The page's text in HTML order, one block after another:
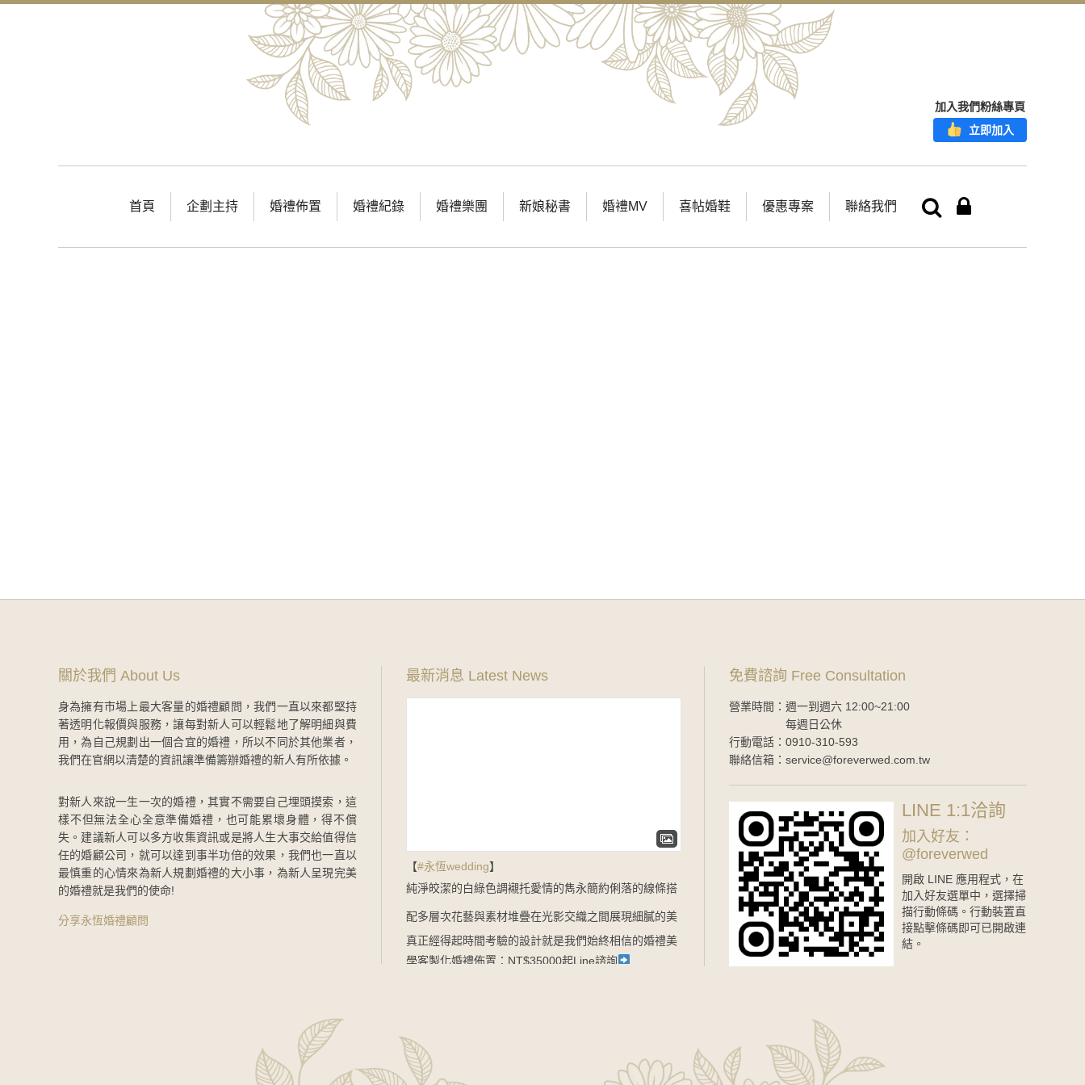
加入我們粉絲專頁
立即加入
首頁 企劃主持 婚禮佈置 婚禮紀錄 婚禮樂團 新娘秘書 婚禮MV 喜帖婚鞋 優惠專案 聯絡我們
關於我們 About Us
身為擁有市場上最大客量的婚禮顧問，我們一直以來都堅持
著透明化報價與服務，讓每對新人可以輕鬆地了解明細與費
用，為自己規劃出一個合宜的婚禮，所以不同於其他業者，
我們在官網以清楚的資訊讓準備籌辦婚禮的新人有所依據。
對新人來說一生一次的婚禮，其實不需要自己埋頭摸索，這
樣不但無法全心全意準備婚禮，也可能累壞身體，得不償
失。建議新人可以多方收集資訊或是將人生大事交給值得信
任的婚顧公司，就可以達到事半功倍的效果，我們也一直以
最慎重的心情來為新人規劃婚禮的大小事，為新人呈現完美
的婚禮就是我們的使命!
分享永恆婚禮顧問
最新消息 Latest News
【#永恆wedding】
純淨皎潔的白綠色調襯托愛情的雋永簡約俐落的線條搭
配多層次花藝與素材堆疊在光影交織之間展現細膩的美
真正經得起時間考驗的設計就是我們始終相信的婚禮美
學客製化婚禮佈置：NT$35000起Line諮詢
置
#WeddingDecor
2026-06-01
免費諮詢 Free Consultation
營業時間：週一到週六 12:00~21:00
每週日公休
行動電話：0910-310-593
聯絡信箱：service@foreverwed.com.tw
LINE 1:1洽詢
加入好友：
@foreverwed
開啟 LINE 應用程式，在
加入好友選單中，選擇掃
描行動條碼。行動裝置直
接點擊條碼即可已開啟連
結。